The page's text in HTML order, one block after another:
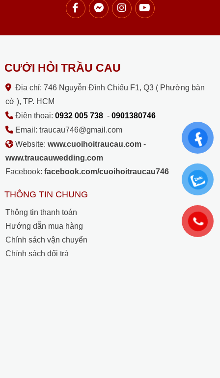
CƯỚI HỎI TRẦU CAU
Địa chỉ: 746 Nguyễn Đình Chiểu F1, Q3 ( Phường bàn
cờ ), TP. HCM
Điện thoại: 0932 005 738- 0901380746
Email: traucau746@gmail.com
Website: www.cuoihoitraucau.com -
www.traucauwedding.com
Facebook: facebook.com/cuoihoitraucau746
THÔNG TIN CHUNG
Thông tin thanh toán
Hướng dẫn mua hàng
Chính sách vận chuyển
Chính sách đổi trả